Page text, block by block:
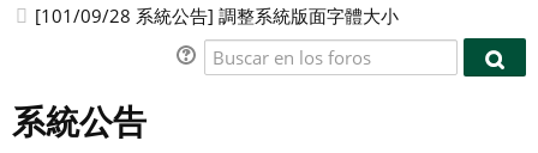
Español - España ‎(es_es)‎
[101/09/28 系統公告] 調整系統版面字體大小
Buscar
系統公告